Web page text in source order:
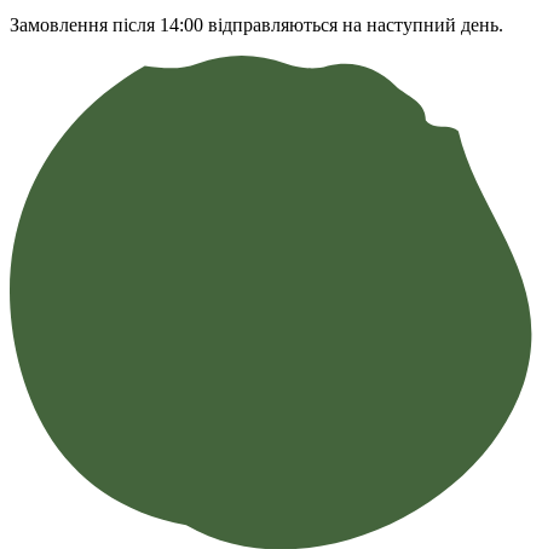
Замовлення після 14:00 відправляються на наступний день.